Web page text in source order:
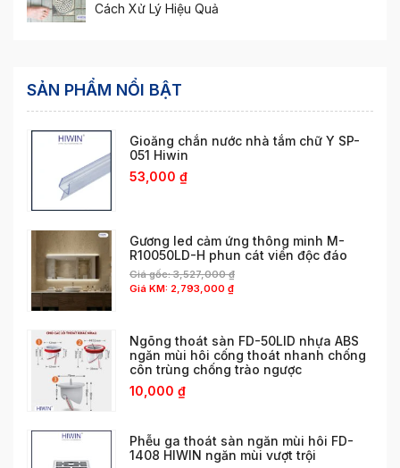
Cách Xử Lý Hiệu Quả
SẢN PHẨM NỔI BẬT
Gioăng chắn nước nhà tắm chữ Y SP-
051 Hiwin
53,000 ₫
Gương led cảm ứng thông minh M-
R10050LD-H phun cát viền độc đáo
Giá gốc:3,527,000₫
Giá KM: 2,793,000 ₫
Ngõng thoát sàn FD-50LID nhựa ABS
ngăn mùi hôi cống thoát nhanh chống
côn trùng chống trào ngược
10,000 ₫
Phễu ga thoát sàn ngăn mùi hôi FD-
1408 HIWIN ngăn mùi vượt trội